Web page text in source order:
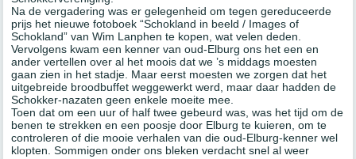
Na de vergadering was er gelegenheid om tegen gereduceerde
prijs het nieuwe fotoboek “Schokland in beeld / Images of
Schokland” van Wim Lanphen te kopen, wat velen deden.
Vervolgens kwam een kenner van oud-Elburg ons het een en
ander vertellen over al het moois dat we ’s middags moesten
gaan zien in het stadje. Maar eerst moesten we zorgen dat het
uitgebreide broodbuffet weggewerkt werd, maar daar hadden de
Schokker-nazaten geen enkele moeite mee.
Toen dat om een uur of half twee gebeurd was, was het tijd om de
benen te strekken en een poosje door Elburg te kuieren, om te
controleren of die mooie verhalen van die oud-Elburg-kenner wel
klopten. Sommigen onder ons bleken verdacht snel al weer